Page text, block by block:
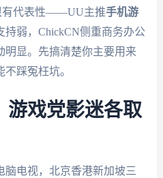
有代表性——UU主推手机游
持弱，ChickCN侧重商务办公
明显。先搞清楚你主要用来
踩冤枉坑。
游戏党影迷各取
脑电视，北京香港新加坡三